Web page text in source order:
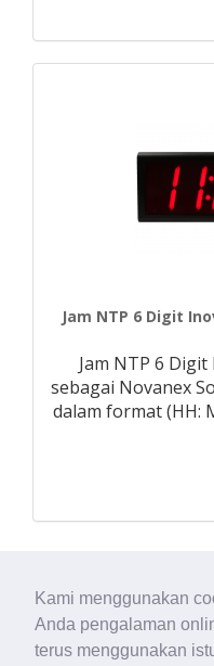
Kami menggunakan
Anda pengalaman
terus menggunakan
Jam NTP 6 Digit
Jam NTP 6
sebagai Novanex
dalam format (HH: